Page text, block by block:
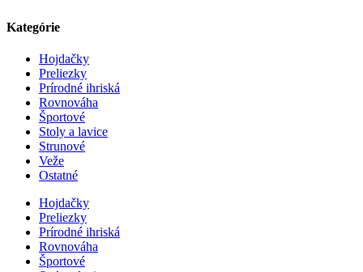
Kategórie
Hojdačky
Preliezky
Prírodné ihriská
Rovnováha
Športové
Stoly a lavice
Strunové
Veže
Ostatné
Hojdačky
Preliezky
Prírodné ihriská
Rovnováha
Športové